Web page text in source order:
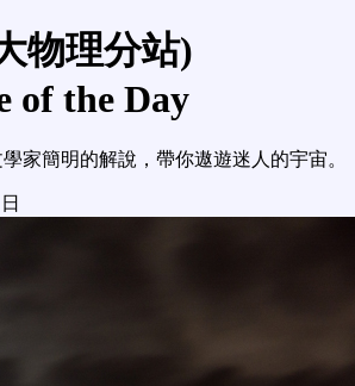
物理分站)
of the Day
家簡明的解說，帶你遨遊迷人的宇宙。